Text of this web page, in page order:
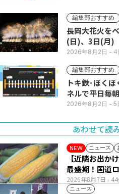
編集部おすすめ
長岡大花火を
(日)、3日(月)
2026年8月2日 - 4
編集部おすすめ
トキ鉄･ほくほく線の
ネルで平日毎
2026年8月2日 - 5
あわせて読
NEW ニュース
2026年8月7日 -
【近隣お出か
最盛期！国道
い列
ニュース